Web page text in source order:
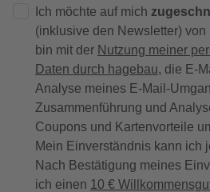
Ich möchte auf mich
(inklusive den Newsletter)
bin mit der Nutzung meiner
Daten durch hagebau, die E-
Analyse meines E-Mail-
Zusammenführung und
Coupons und Kartenvorteile
Mein Einverständnis kann ich
Nach Bestätigung meines
ich einen 10 €